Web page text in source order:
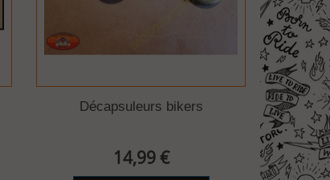
Décapsuleurs bikers
14,99 €